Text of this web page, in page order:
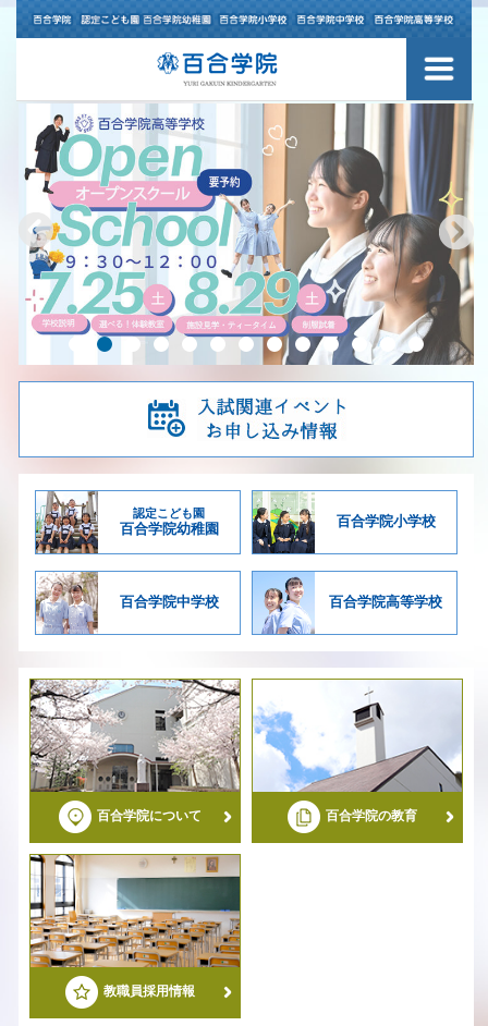
認定こども園
百合学院幼稚園 百合学院小学校
百合学院中学校 百合学院高等学校
百合学院について 百合学院の教育
教職員採用情報
ご挨拶
校訓・校歌・校章
アクセスマップ
学院の歴史
百合学院の教育理念
百合学院で育つ15年
宗教教育について